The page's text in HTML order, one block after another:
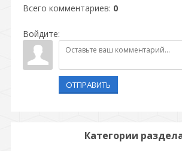
Всего комментариев: 0
Войдите:
ОТПРАВИТЬ
Категории